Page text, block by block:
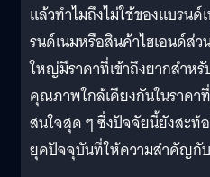
แล้วทำไมถึงไม่ใช้ของแบรนด์
รนด์เนมหรือสินค้าไฮเอนด์ส่
ใหญ่มีราคาที่เข้าถึงยากสำห
คุณภาพใกล้เคียงกันในราคาที่
สนใจสุด ๆ ซึ่งปัจจัยนี้ยังสะท้
ยุคปัจจุบันที่ให้ความสำคัญกั